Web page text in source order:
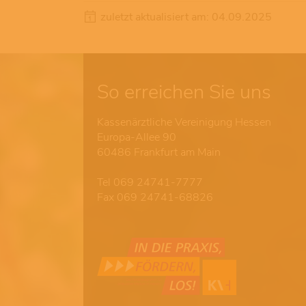
So erreichen Sie uns
Kassenärztliche Vereinigung Hessen
Europa-Allee 90
60486 Frankfurt am Main
Tel 069 24741-7777
Fax 069 24741-68826